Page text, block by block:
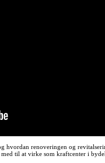
hvordan renoveringen og
til at virke som kraftcenter i